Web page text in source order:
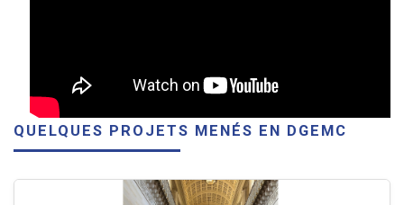
QUELQUES PROJETS MENÉS EN DGEMC